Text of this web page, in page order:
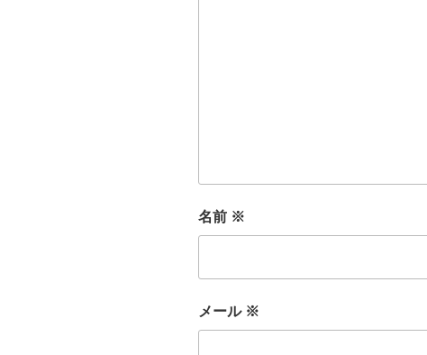
名前 ※
メール ※